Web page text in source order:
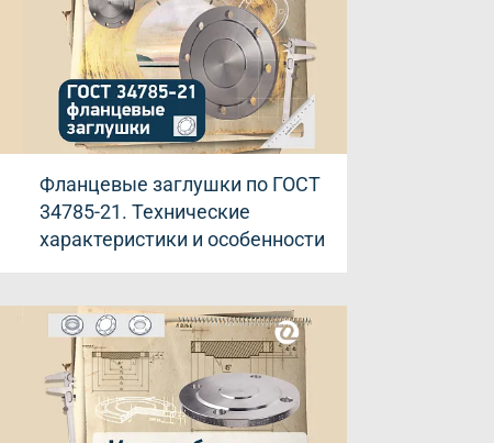
Фланцевые заглушки по ГОСТ
34785-21. Технические
характеристики и особенности